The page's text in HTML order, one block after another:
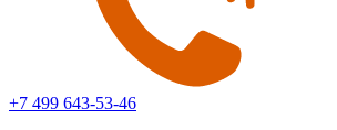
+7 499 643-53-46